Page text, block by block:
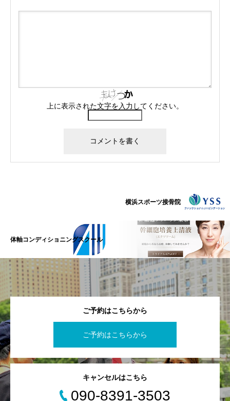
上に表示された文字を入力してください。
横浜スポーツ接骨院
体軸コンディショニングスクール
ご予約はこちらから
ご予約はこちらから
キャンセルはこちら
090-8391-3503